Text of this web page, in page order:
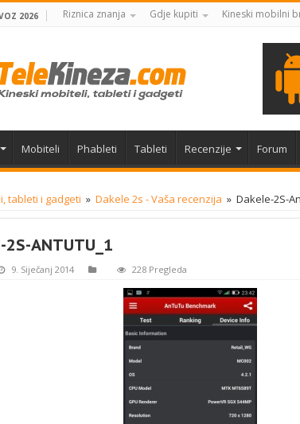
2026 Riznica znanja Gdje kupiti Kineski mobilni
Mobiteli Phableti Tableti Recenzije Forum
tableti i gadgeti » Dakele 2s - Vaša recenzija » Dakele-2S-
2S-ANTUTU_1
9. Siječanj 2014 228 Pregleda